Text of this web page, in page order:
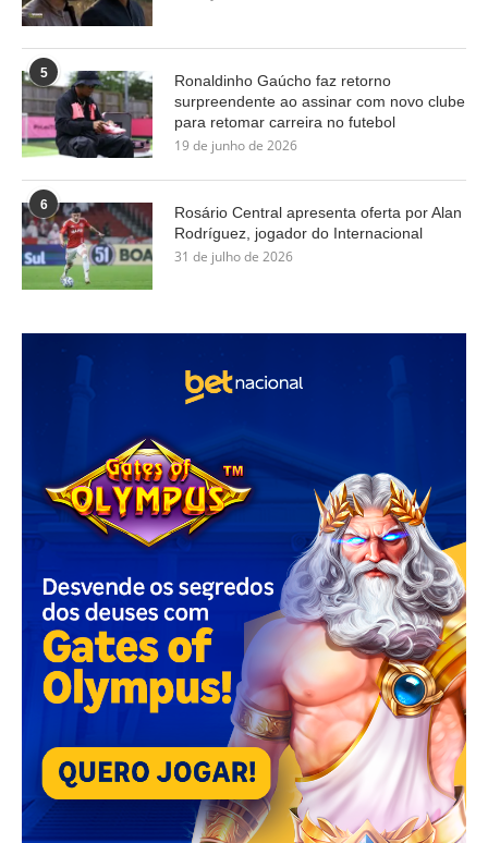
5
Ronaldinho Gaúcho faz retorno
surpreendente ao assinar com novo clube
para retomar carreira no futebol
19 de junho de 2026
6
Rosário Central apresenta oferta por Alan
Rodríguez, jogador do Internacional
31 de julho de 2026